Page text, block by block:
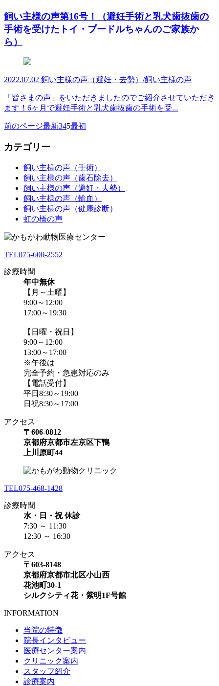
飼い主様の声第16号！（避妊手術と乳犬歯抜歯の
手術を受けたトイ・プードルちゃんのご家族か
ら）
2022.07.02 飼い主様の声（避妊・去勢）/飼い主様の声
「皆さまの声」をいただきましたのでご紹介させていただき
ます！6ヶ月で避妊手術と乳犬歯抜歯の手術を受...
前のページ最新345最初
カテゴリー
飼い主様の声（手術）
飼い主様の声（歯石除去）
飼い主様の声（避妊・去勢）
飼い主様の声（輸血）
飼い主様の声（健康診断）
虹の橋の声
TEL075-600-2552
診療時間
年中無休
【月～土曜】
9:00～12:00
17:00～19:30
【日曜・祝日】
9:00～12:00
13:00～17:00
※午後は
完全予約・急患対応のみ
【電話受付】
平日8:30～19:00
日祝8:30～17:00
アクセス
〒606-0812
京都府京都市左京区下鴨
上川原町44
TEL075-468-1428
診療時間
水・日・祝 休診
7:30 ～ 11:30
12:30 ～ 16:30
アクセス
〒603-8148
京都府京都市北区小山西
花池町30-1
シルクシティ花・紫明1F号館
INFORMATION
当院の特徴
院長インタビュー
医療センター案内
クリニック案内
スタッフ紹介
診療案内